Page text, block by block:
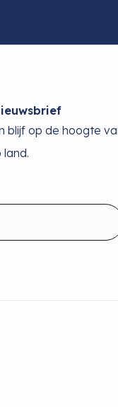
blijf op de hoogte